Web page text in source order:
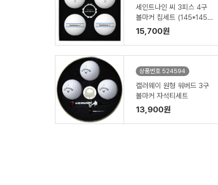
세인트나인 씨 3피스 4구
볼마커 칩세트 (145*145*
45mm)
15,700원
상품번호 524594
캘러웨이 원형 워버드 3구
볼마커 자석티세트
13,900원